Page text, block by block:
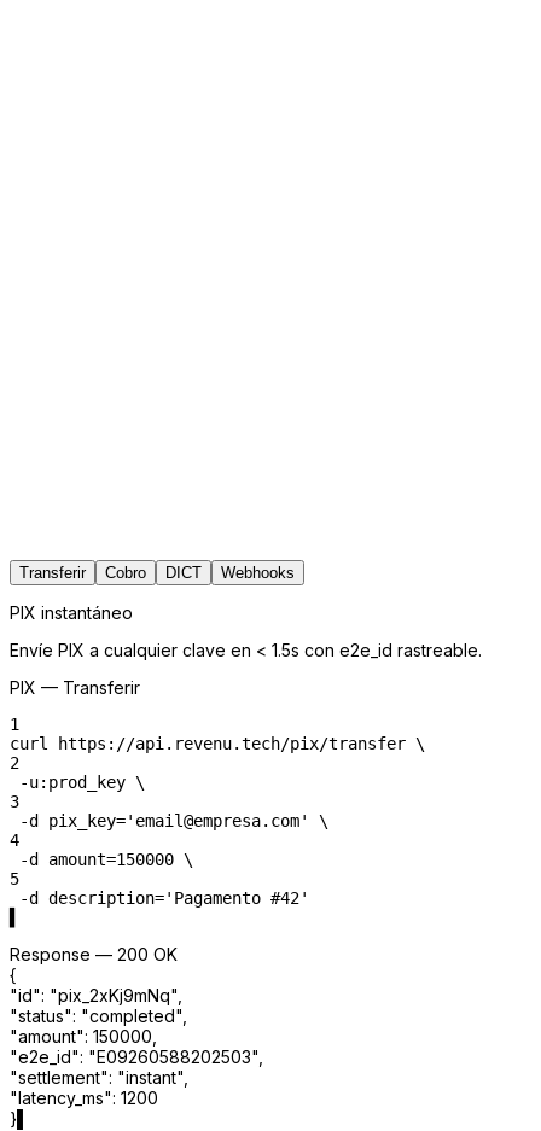
55+ endpoints,una API
Transferir Cobro DICT Webhooks
PIX instantáneo
Envíe PIX a cualquier clave en < 1.5s con e2e_id rastreable.
PIX — Transferir
1
curl
https://api.revenu.tech/pix/transfer \
2
-u:prod_key \
3
-d
pix_key='email@empresa.com'
\
4
-d
amount=150000 \
5
-d
description='Pagamento #42'
Response — 200 OK
{
"id": "pix_2xKj9mNq"
"status": "completed"
"amount": 150000
"e2e_id": "E09260588202503"
"settlement": "instant"
"latency_ms": 1200
}